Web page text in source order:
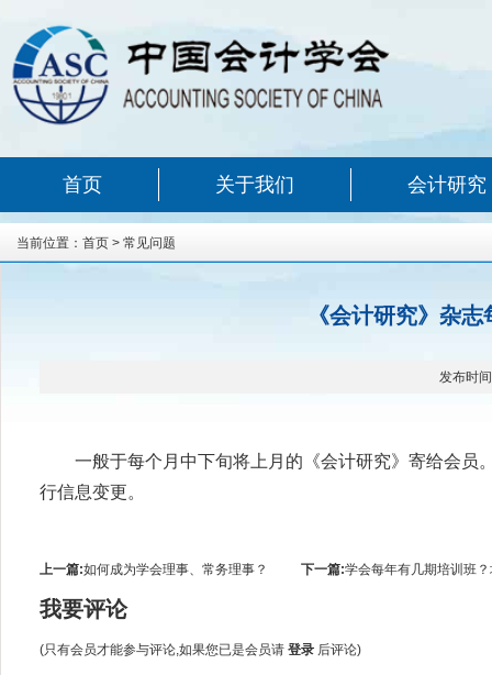
首页 关于我们 会计研究
当前位置： 首页 > 常见问题
《会计研究》杂
发布时
一般于每个月中下旬将上月的《会计研究》寄给会员
行信息变更。
上一篇:如何成为学会理事、常务理事？ 下一篇:学会每年有几期培训班
我要评论
(只有会员才能参与评论,如果您已是会员请 登录 后评论)